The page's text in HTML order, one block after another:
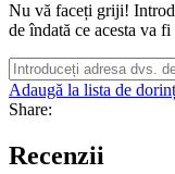
Nu vă faceți griji!
de îndată ce acesta va
Adaugă la lista de
Share:
Recenzii